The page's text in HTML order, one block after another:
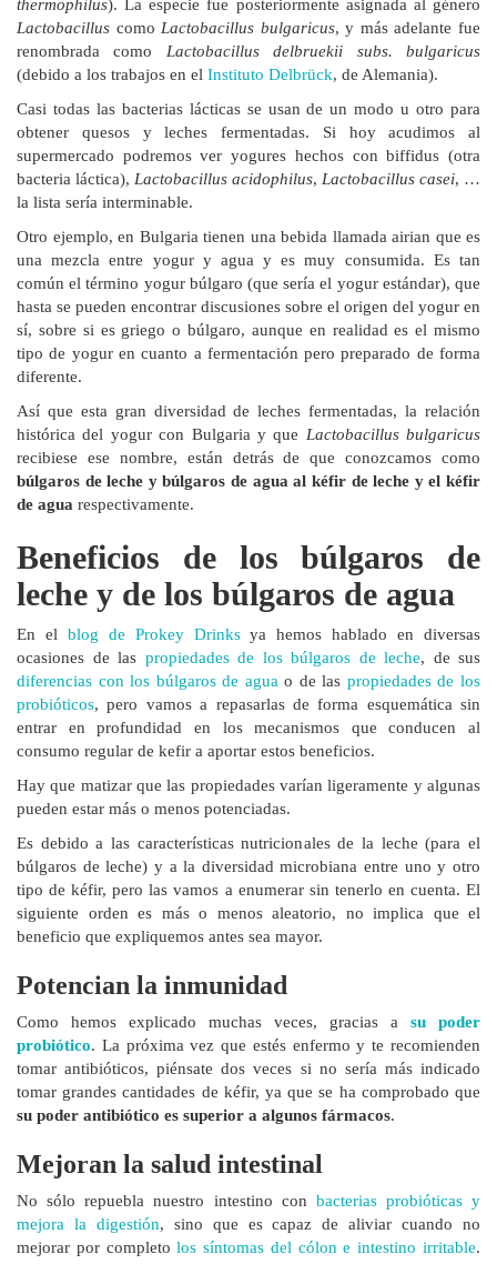
thermophilus). La especie fue posteriormente asignada al género
Lactobacillus como Lactobacillus bulgaricus, y más adelante fue
renombrada como Lactobacillus delbruekii subs. bulgaricus
(debido a los trabajos en el Instituto Delbrück, de Alemania).
Casi todas las bacterias lácticas se usan de un modo u otro para
obtener quesos y leches fermentadas. Si hoy acudimos al
supermercado podremos ver yogures hechos con biffidus (otra
bacteria láctica), Lactobacillus acidophilus, Lactobacillus casei, …
la lista sería interminable.
Otro ejemplo, en Bulgaria tienen una bebida llamada airian que es
una mezcla entre yogur y agua y es muy consumida. Es tan
común el término yogur búlgaro (que sería el yogur estándar), que
hasta se pueden encontrar discusiones sobre el origen del yogur en
sí, sobre si es griego o búlgaro, aunque en realidad es el mismo
tipo de yogur en cuanto a fermentación pero preparado de forma
diferente.
Así que esta gran diversidad de leches fermentadas, la relación
histórica del yogur con Bulgaria y que Lactobacillus bulgaricus
recibiese ese nombre, están detrás de que conozcamos como
búlgaros de leche y búlgaros de agua al kéfir de leche y el kéfir
de agua respectivamente.
Beneficios de los búlgaros de
leche y de los búlgaros de agua
En el blog de Prokey Drinksya hemos hablado en diversas
ocasiones de las propiedades de los búlgaros de leche, de sus
diferencias con los búlgaros de agua o de las propiedades de los
probióticos, pero vamos a repasarlas de forma esquemática sin
entrar en profundidad en los mecanismos que conducen al
consumo regular de kefir a aportar estos beneficios.
Hay que matizar que las propiedades varían ligeramente y algunas
pueden estar más o menos potenciadas.
Es debido a las características nutricionales de la leche (para el
búlgaros de leche) y a la diversidad microbiana entre uno y otro
tipo de kéfir, pero las vamos a enumerar sin tenerlo en cuenta. El
siguiente orden es más o menos aleatorio, no implica que el
beneficio que expliquemos antes sea mayor.
Potencian la inmunidad
Como hemos explicado muchas veces, gracias a su poder
probiótico. La próxima vez que estés enfermo y te recomienden
tomar antibióticos, piénsate dos veces si no sería más indicado
tomar grandes cantidades de kéfir, ya que se ha comprobado que
su poder antibiótico es superior a algunos fármacos.
Mejoran la salud intestinal
No sólo repuebla nuestro intestino con bacterias probióticas y
mejora la digestión, sino que es capaz de aliviar cuando no
mejorar por completolos síntomas del cólon e intestino irritable.